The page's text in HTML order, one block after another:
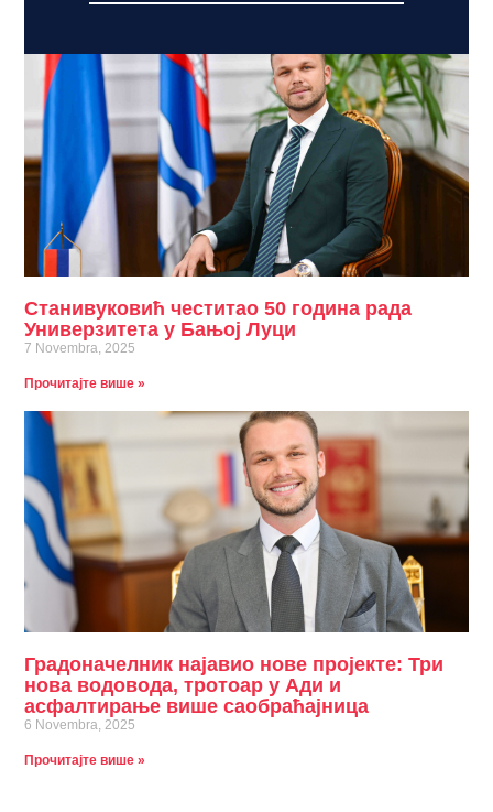
Станивуковић честитао 50 година рада
Универзитета у Бањој Луци
7 Novembra, 2025
Прочитајте више »
Градоначелник најавио нове пројекте: Три
нова водовода, тротоар у Ади и
асфалтирање више саобраћајница
6 Novembra, 2025
Прочитајте више »